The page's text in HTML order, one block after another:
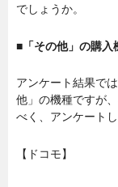
でしょうか。
■「その他」の購入
アンケート結果で
他」の機種ですが
べく、アンケートし
【ドコモ】